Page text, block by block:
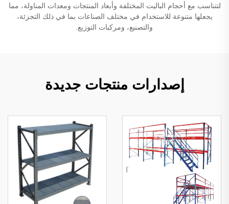
لتتناسب مع أحجام الباليت المختلفة وأبعاد المنتجات ومعدات المناولة، مما
يجعلها متنوعة للاستخدام في مختلف الصناعات بما في ذلك التجزئة،
والتصنيع، ومركبات التوزيع.
إصدارات منتجات جديدة